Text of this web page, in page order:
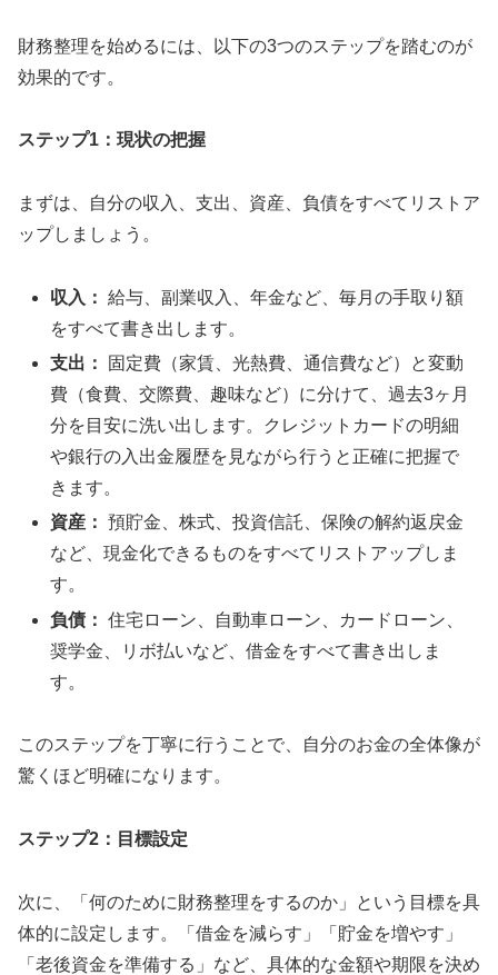
財務整理を始めるには、以下の3つのステップを踏むのが
効果的です。
ステップ1：現状の把握
まずは、自分の収入、支出、資産、負債をすべてリストア
ップしましょう。
収入： 給与、副業収入、年金など、毎月の手取り額
をすべて書き出します。
支出：
固定費（家賃、光熱費、通信費など）と変動
費（食費、交際費、趣味など）に分けて、過去3ヶ月
分を目安に洗い出します。クレジットカードの明細
や銀行の入出金履歴を見ながら行うと正確に把握で
きます。
資産： 預貯金、株式、投資信託、保険の解約返戻金
など、現金化できるものをすべてリストアップしま
す。
負債： 住宅ローン、自動車ローン、カードローン、
奨学金、リボ払いなど、借金をすべて書き出しま
す。
このステップを丁寧に行うことで、自分のお金の全体像が
驚くほど明確になります。
ステップ2：目標設定
次に、「何のために財務整理をするのか」という目標を具
体的に設定します。「借金を減らす」「貯金を増やす」
「老後資金を準備する」など、具体的な金額や期限を決め